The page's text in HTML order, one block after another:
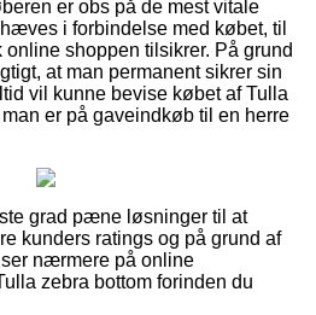
er obs på de mest vitale
i forbindelse med købet, til
shoppen tilsikrer. På grund
at man permanent sikrer sin
vil kunne bevise købet af Tulla
er på gaveindkøb til en herre
grad pæne løsninger til at
kunders ratings og på grund af
nærmere på online
zebra bottom forinden du